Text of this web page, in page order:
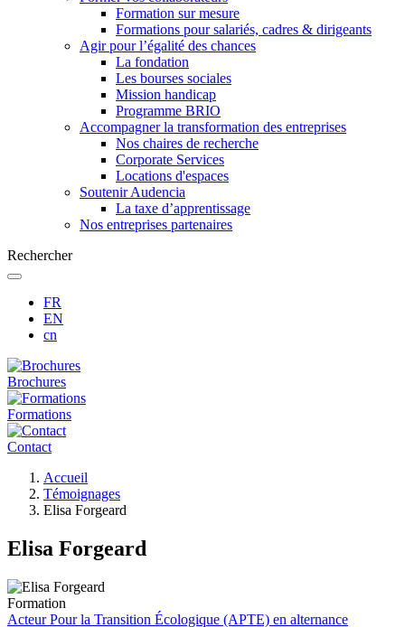
Formation sur mesure
Formations pour salariés, cadres & dirigeants
Agir pour l’égalité des chances
La fondation
Les bourses sociales
Mission handicap
Programme BRIO
Accompagner la transformation des entreprises
Nos chaires de recherche
Corporate Services
Locations d'espaces
Soutenir Audencia
La taxe d’apprentissage
Nos entreprises partenaires
Rechercher
FR
EN
cn
Brochures
Formations
Contact
d'Ariane
Accueil
Témoignages
Elisa Forgeard
Elisa Forgeard
Formation
Acteur Pour la Transition Écologique (APTE) en alternance